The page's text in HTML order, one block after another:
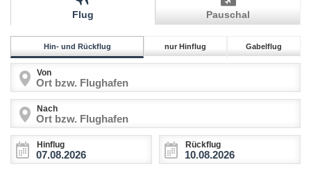
Flug Pauschal
Hin- und Rückflug nur Hinflug Gabelflug
Von
Nach
Hinflug Rückflug